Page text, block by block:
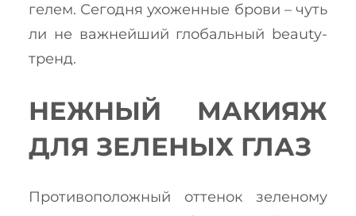
гелем. Сегодня ухоженные брови – чуть
ли не важнейший глобальный beauty-
тренд.
НЕЖНЫЙ МАКИЯЖ
ДЛЯ ЗЕЛЕНЫХ ГЛАЗ
Противоположный оттенок зеленому